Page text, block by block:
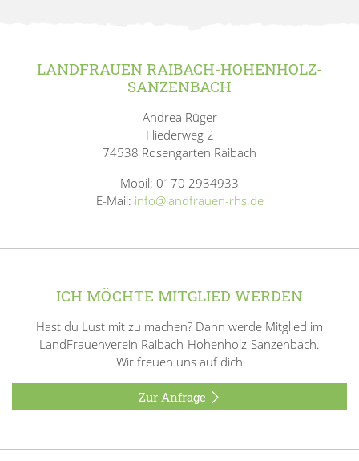
LANDFRAUEN RAIBACH-HOHENHOLZ-
SANZENBACH
Andrea Rüger
Fliederweg 2
74538 Rosengarten Raibach
Mobil: 0170 2934933
E-Mail: info@landfrauen-rhs.de
ICH MÖCHTE MITGLIED WERDEN
Hast du Lust mit zu machen? Dann werde Mitglied im
LandFrauenverein Raibach-Hohenholz-Sanzenbach.
Wir freuen uns auf dich
Zur Anfrage